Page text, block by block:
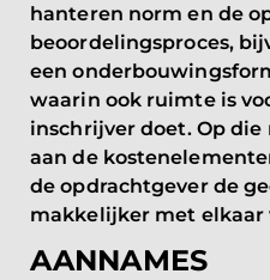
hanteren norm en de
beoordelingsproces,
een
waarin ook ruimte is
inschrijver doet. Op
aan de
de opdrachtgever de
makkelijker met elkaar
AANNAMES